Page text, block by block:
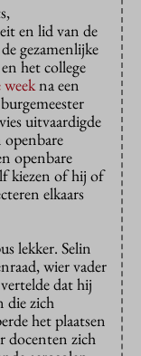
en lid van de
gezamenlijke
het college
na een
uitvaardigde
openbare
kiezen of hij of
elkaars
lekker. Selin
wier vader
dat hij
die zich
het plaatsen
docenten zich